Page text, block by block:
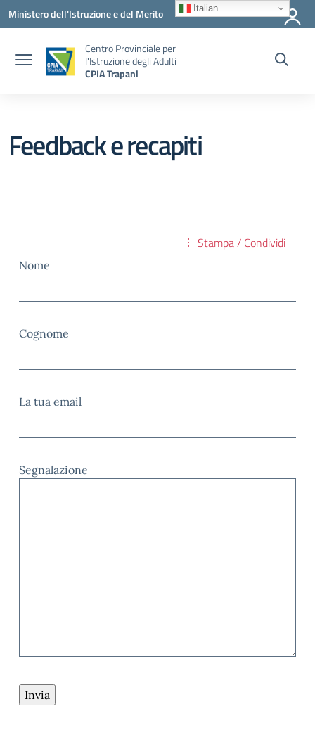
Vai ai contenuti
Vai al menu di navigazione
Vai al footer
Ministero dell'Istruzione e del Merito
Centro Provinciale per
l'Istruzione degli Adulti
CPIA Trapani
Feedback e recapiti
Stampa / Condividi
Nome
Cognome
La tua email
Segnalazione
Italian